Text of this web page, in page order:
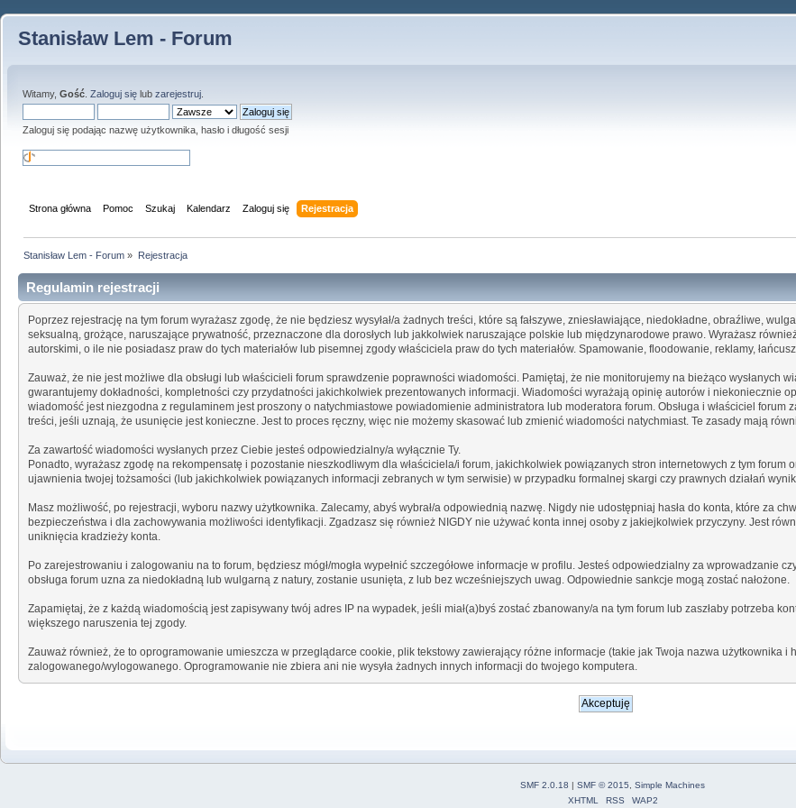
Stanisław Lem - Forum
Witamy, Gość Zaloguj się lub zarejestruj
Zaloguj się podając nazwę użytkownika, hasło i długość sesji
Strona główna Pomoc Szukaj Kalendarz Zaloguj się Rejestracja
Stanisław Lem - Forum » Rejestracja
Regulamin rejestracji
Poprzez rejestrację na tym forum wyrażasz zgodę, że nie będziesz wysyłał/a żadnych treści, które są fałszywe, zniesławiające, niedokładne, obraźliwe,
seksualną, grożące, naruszające prywatność, przeznaczone dla dorosłych lub jakkolwiek naruszające polskie lub międzynarodowe prawo. Wyrażasz
autorskimi, o ile nie posiadasz praw do tych materiałów lub pisemnej zgody właściciela praw do tych materiałów. Spamowanie, floodowanie, reklamy,
Zauważ, że nie jest możliwe dla obsługi lub właścicieli forum sprawdzenie poprawności wiadomości. Pamiętaj, że nie monitorujemy na bieżąco wysłanych
gwarantujemy dokładności, kompletności czy przydatności jakichkolwiek prezentowanych informacji. Wiadomości wyrażają opinię autorów i niekoniecznie
wiadomość jest niezgodna z regulaminem jest proszony o natychmiastowe powiadomienie administratora lub moderatora forum. Obsługa i właściciel
treści, jeśli uznają, że usunięcie jest konieczne. Jest to proces ręczny, więc nie możemy skasować lub zmienić wiadomości natychmiast. Te zasady mają
Za zawartość wiadomości wysłanych przez Ciebie jesteś odpowiedzialny/a wyłącznie Ty.
Ponadto, wyrażasz zgodę na rekompensatę i pozostanie nieszkodliwym dla właściciela/i forum, jakichkolwiek powiązanych stron internetowych z tym forum
ujawnienia twojej tożsamości (lub jakichkolwiek powiązanych informacji zebranych w tym serwisie) w przypadku formalnej skargi czy prawnych działań
Masz możliwość, po rejestracji, wyboru nazwy użytkownika. Zalecamy, abyś wybrał/a odpowiednią nazwę. Nigdy nie udostępniaj hasła do konta, które za
bezpieczeństwa i dla zachowywania możliwości identyfikacji. Zgadzasz się również NIGDY nie używać konta innej osoby z jakiejkolwiek przyczyny. Jest
uniknięcia kradzieży konta.
Po zarejestrowaniu i zalogowaniu na to forum, będziesz mógł/mogła wypełnić szczegółowe informacje w profilu. Jesteś odpowiedzialny za wprowadzanie
obsługa forum uzna za niedokładną lub wulgarną z natury, zostanie usunięta, z lub bez wcześniejszych uwag. Odpowiednie sankcje mogą zostać nałożone.
Zapamiętaj, że z każdą wiadomością jest zapisywany twój adres IP na wypadek, jeśli miał(a)byś zostać zbanowany/a na tym forum lub zaszłaby potrzeba
większego naruszenia tej zgody.
Zauważ również, że to oprogramowanie umieszcza w przeglądarce cookie, plik tekstowy zawierający różne informacje (takie jak Twoja nazwa użytkownika i
zalogowanego/wylogowanego. Oprogramowanie nie zbiera ani nie wysyła żadnych innych informacji do twojego komputera.
SMF 2.0.18 | SMF © 2015
Simple Machines
XHTML
RSS WAP2